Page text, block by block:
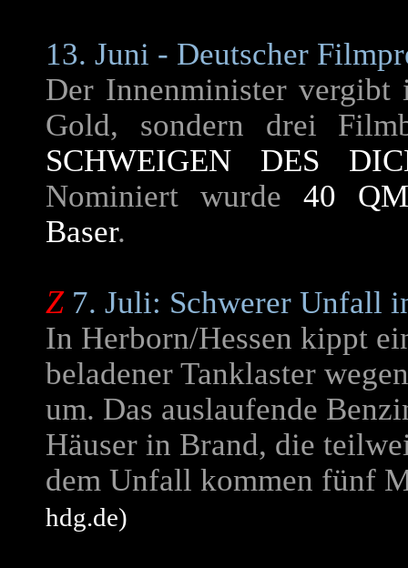
13. Juni - Deutscher
Der Innenminister
Gold, sondern drei
SCHWEIGEN DES
Nominiert wurde 40
Baser.
Z 7. Juli: Schwerer Unfall
In Herborn/Hessen kippt
beladener Tanklaster
um. Das auslaufende
Häuser in Brand, die
dem Unfall kommen fünf
hdg.de)